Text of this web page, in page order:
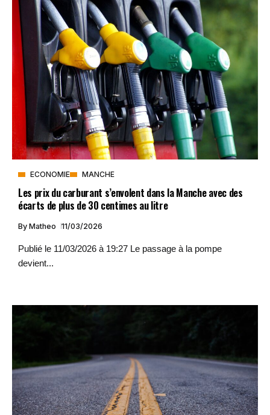
ECONOMIE MANCHE
Les prix du carburant s’envolent dans la Manche avec des
écarts de plus de 30 centimes au litre
By Matheo 11/03/2026
Publié le 11/03/2026 à 19:27 Le passage à la pompe
devient...